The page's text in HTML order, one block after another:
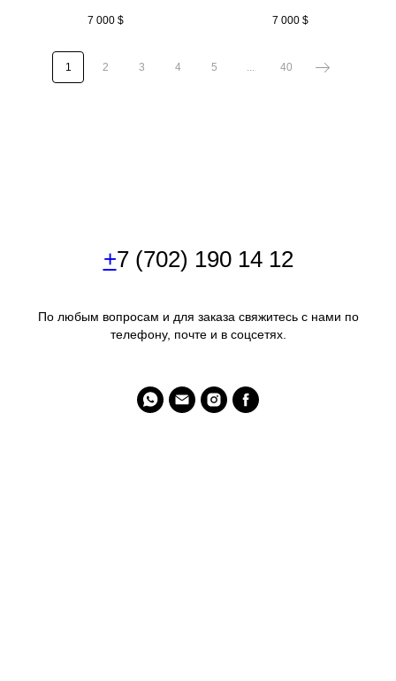
7 000 $ 7 000 $
1 2 3 4 5 ... 40
+7 (702) 190 14 12
По любым вопросам и для заказа свяжитесь с нами по
телефону, почте и в соцсетях.